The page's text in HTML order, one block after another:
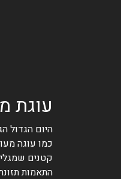
עוגת מספרים 60: המדריך המלא
היום הגדול
קטנים
התאמות